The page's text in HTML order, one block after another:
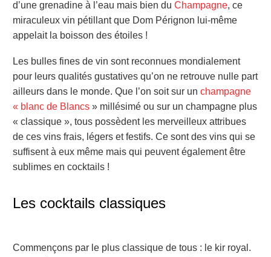
d’une grenadine à l’eau mais bien du Champagne, ce
miraculeux vin pétillant que Dom Pérignon lui-même
appelait la boisson des étoiles !
Les bulles fines de vin sont reconnues mondialement
pour leurs qualités gustatives qu’on ne retrouve nulle part
ailleurs dans le monde. Que l’on soit sur un champagne
« blanc de Blancs » millésimé ou sur un champagne plus
« classique », tous possèdent les merveilleux attribues
de ces vins frais, légers et festifs. Ce sont des vins qui se
suffisent à eux même mais qui peuvent également être
sublimes en cocktails !
Les cocktails classiques
Commençons par le plus classique de tous : le kir royal.